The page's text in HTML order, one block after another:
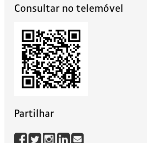
Consultar no telemóvel
Partilhar